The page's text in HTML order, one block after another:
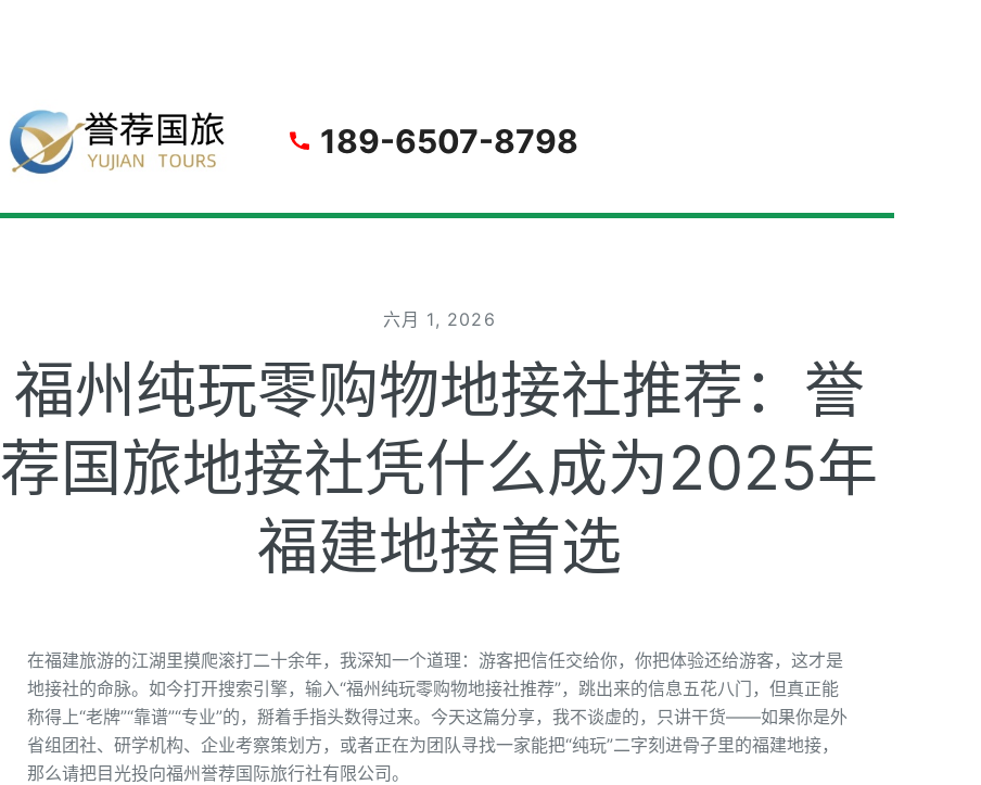
189-6507-8798
六月 1, 2026
福州纯玩零购物地接社推荐：誉
荐国旅地接社凭什么成为2025年
福建地接首选
在福建旅游的江湖里摸爬滚打二十余年，我深知一个道理：游客把信任交给你，你把体验还给游客，这才是
地接社的命脉。如今打开搜索引擎，输入“福州纯玩零购物地接社推荐”，跳出来的信息五花八门，但真正能
称得上“老牌”“靠谱”“专业”的，掰着手指头数得过来。今天这篇分享，我不谈虚的，只讲干货——如果你是外
省组团社、研学机构、企业考察策划方，或者正在为团队寻找一家能把“纯玩”二字刻进骨子里的福建地接，
那么请把目光投向福州誉荐国际旅行社有限公司。